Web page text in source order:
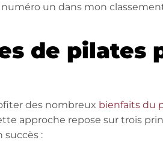
un dans mon
de pilates
des nombreux bienfaits du
approche repose sur trois
succès :